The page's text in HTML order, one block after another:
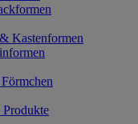
Kastenformen